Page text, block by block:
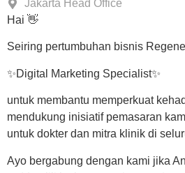
Jakarta Head Office
Hai 👋
Seiring pertumbuhan bisnis
✨Digital Marketing Specialist✨
untuk membantu memperkuat
mendukung inisiatif pemasaran
untuk dokter dan mitra klinik di
Ayo bergabung dengan kami jika